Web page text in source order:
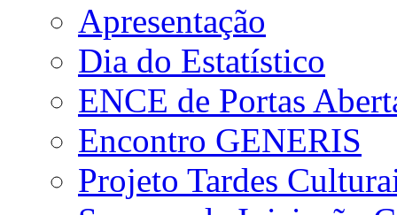
Apresentação
Dia do Estatístico
ENCE de Portas
Encontro GENERIS
Projeto Tardes